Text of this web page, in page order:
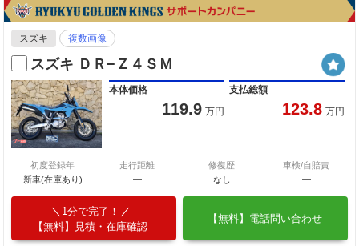
スズキ 複数画像
スズキ ＤＲ−Ｚ４ＳＭ
本体価格
119.9 万円
支払総額
123.8 万円
初度登録年
新車(在庫あり)
走行距離
―
修復歴
なし
車検/自賠責
―
1分で完了！
【無料】見積・在庫確認
【無料】電話問い合わせ